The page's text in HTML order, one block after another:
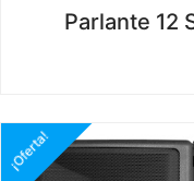
Parlante 12
¡Oferta!